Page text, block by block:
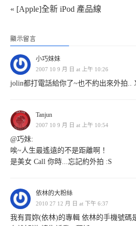
« [Apple]全新 iPod 產品線
顯示留言
小巧妹妹
2007 10 9 月 日 at 上午 10:26
jolin都打電話給你了~也不約出來外拍..
Tanjun
2007 10 9 月 日 at 上午 10:54
@巧妹:
唉~人生最遙遠的不是距離啊！
是美女 Call 你時...忘記約外拍 :S
依林的大粉絲
2010 27 12 月 日 at 下午 6:37
我有買妳(依林)的專輯 依林的手機號碼